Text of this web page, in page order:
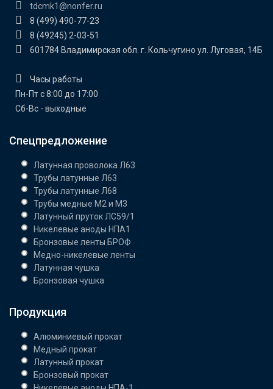
tdcmk1@nonfer.ru
8 (499) 490-77-23
8 (49245) 2-03-51
601784 Владимирская обл. г. Кольчугино ул. Луговая, 14Б
Часы работы
Пн-Пт с 8:00 до 17:00
Сб-Вс - выходные
Спецпредложение
Латунная проволока Л63
Трубы латунные Л63
Трубы латунные Л68
Трубы медные М2 и М3
Латунный пруток ЛС59/1
Никелевые аноды НПА1
Бронзовые ленты БРОФ
Медно-никелевые ленты
Латунная чушка
Бронзовая чушка
Продукция
Алюминиевый прокат
Медный прокат
Латунный прокат
Бронзовый прокат